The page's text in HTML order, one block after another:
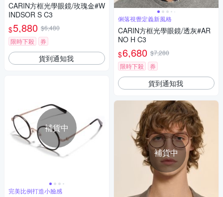
CARIN方框光學眼鏡/玫瑰金#W
INDSOR S C3
$5,880 $6,480
限時下殺
券
貨到通知我
補貨中
完美比例打造小臉感
俐落視覺定義新風格
CARIN方框光學眼鏡/透灰#AR
NO H C3
$6,680 $7,280
限時下殺
券
貨到通知我
補貨中